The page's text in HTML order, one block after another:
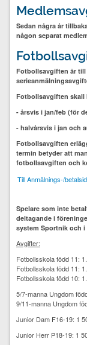
Sedan några år
någon separat
Fotbollsavgiften är till
Fotbollsavgiften skall
- årsvis i jan/feb (för
- halvårsvis i jan och
Fotbollsavgiften
termin betyder att
fotbollsavgiften och
Till Anmälnings-/
Spelare som inte
deltagande i
system Sportnik och
Avgifter:
Fotbollsskola född 11:
Fotbollsskola född 11:
Fotbollsskola född 10:
5/7-manna Ungdom
9/11-manna Ungdom
Junior Dam F16-19: 1
Junior Herr P18-19: 1